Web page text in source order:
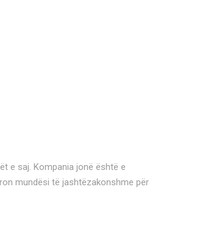
e saj. Kompania jonë është e
mundësi të jashtëzakonshme për